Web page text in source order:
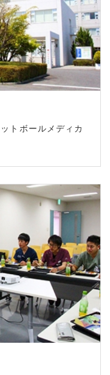
トボールメディカ